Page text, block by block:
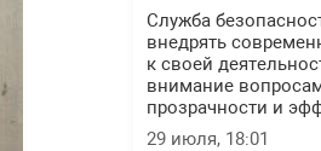
Служба
внедрять
к своей
внимание
прозрачности и
29 июля, 18:01